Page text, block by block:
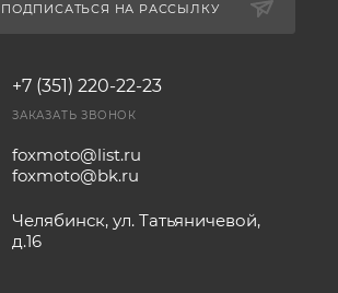
ПОДПИСАТЬСЯ НА РАССЫЛКУ
+7 (351) 220-22-23
ЗАКАЗАТЬ ЗВОНОК
foxmoto@list.ru
foxmoto@bk.ru
Челябинск, ул. Татьяничевой,
д.16